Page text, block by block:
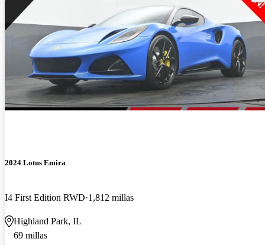
2024 Lotus Emira
I4 First Edition RWD 1,812 millas
Highland Park, IL
69 millas